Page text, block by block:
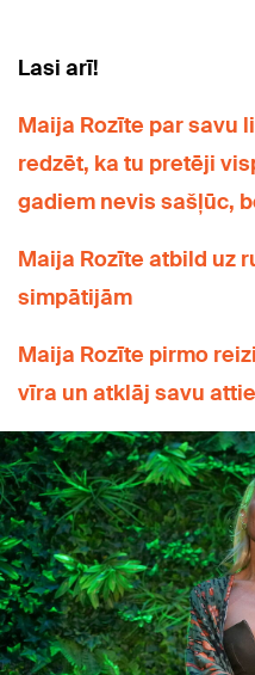
Lasi arī!
Maija Rozīte par savu
redzēt, ka tu pretēji
gadiem nevis sašļūc,
Maija Rozīte atbild uz
simpātijām
Maija Rozīte pirmo
vīra un atklāj savu